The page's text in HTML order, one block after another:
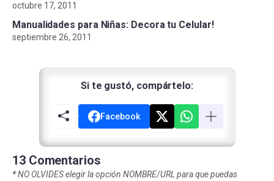
octubre 17, 2011
Manualidades para Niñas: Decora tu Celular!
septiembre 26, 2011
Si te gustó, compártelo:
Facebook
13 Comentarios
*NO OLVIDES elegir la opción NOMBRE/URL para que puedas